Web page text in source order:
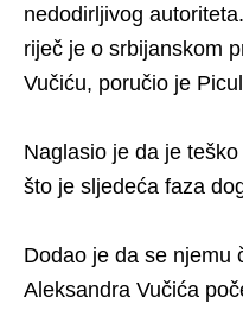
nedodirljivog
riječ je o srbijanskom
Vučiću, poručio je
Naglasio je da je
što je sljedeća faza
Dodao je da se njemu
Aleksandra Vučića